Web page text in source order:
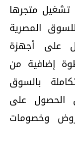
متجرها
المصرية
على أجهزة
إضافية من
بالسوق
الحصول على
وخصومات